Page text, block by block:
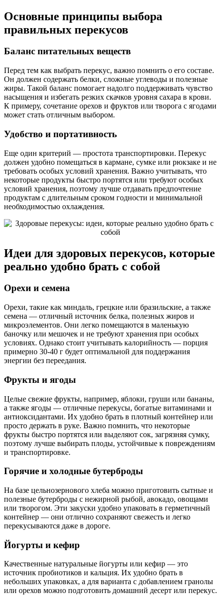
Основные принципы выбора
правильных перекусов
Баланс питательных веществ
Перед тем как выбрать перекус, важно помнить о его составе.
Он должен содержать белки, сложные углеводы и полезные
жиры. Такой баланс помогает надолго поддерживать чувство
насыщения и избегать резких скачков уровня сахара в крови.
К примеру, сочетание орехов и фруктов или творога с ягодами
может стать отличным выбором.
Удобство и портативность
Еще один критерий — простота транспортировки. Перекус
должен удобно помещаться в кармане, сумке или рюкзаке и не
требовать особых условий хранения. Важно учитывать, что
некоторые продукты быстро портятся или требуют особых
условий хранения, поэтому лучше отдавать предпочтение
продуктам с длительным сроком годности и минимальной
необходимостью охлаждения.
Идеи для здоровых перекусов, которые
реально удобно брать с собой
Орехи и семена
Орехи, такие как миндаль, грецкие или бразильские, а также
семена — отличный источник белка, полезных жиров и
микроэлементов. Они легко помещаются в маленькую
баночку или мешочек и не требуют хранения при особых
условиях. Однако стоит учитывать калорийность — порция
примерно 30-40 г будет оптимальной для поддержания
энергии без переедания.
Фрукты и ягоды
Целые свежие фрукты, например, яблоки, груши или бананы,
а также ягоды — отличные перекусы, богатые витаминами и
антиоксидантами. Их удобно брать в плотный контейнер или
просто держать в руке. Важно помнить, что некоторые
фрукты быстро портятся или выделяют сок, загрязняя сумку,
поэтому лучше выбирать плоды, устойчивые к повреждениям
и транспортировке.
Горячие и холодные бутерброды
На базе цельнозернового хлеба можно приготовить сытные и
полезные бутерброды с нежирной рыбой, авокадо, овощами
или творогом. Эти закуски удобно упаковать в герметичный
контейнер — они отлично сохраняют свежесть и легко
перекусываются даже в дороге.
Йогурты и кефир
Качественные натуральные йогурты или кефир — это
источник пробиотиков и кальция. Их удобно брать в
небольших упаковках, а для варианта с добавлением гранолы
или орехов можно подготовить домашний десерт или перекус.